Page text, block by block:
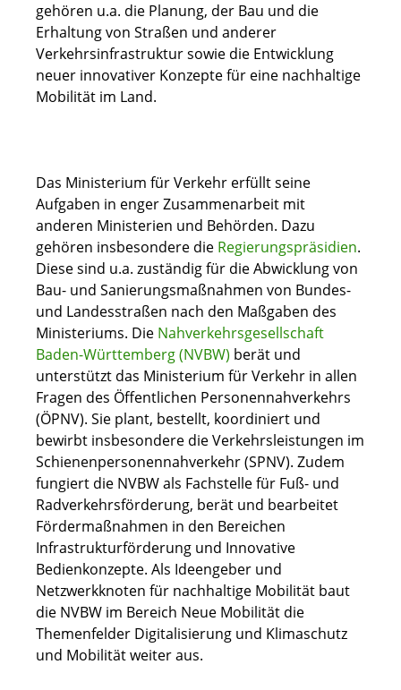
gehören u.a. die Planung, der Bau und die
Erhaltung von Straßen und anderer
Verkehrsinfrastruktur sowie die Entwicklung
neuer innovativer Konzepte für eine nachhaltige
Mobilität im Land.
Das Ministerium für Verkehr erfüllt seine
Aufgaben in enger Zusammenarbeit mit
anderen Ministerien und Behörden. Dazu
gehören insbesondere die Regierungspräsidien.
Diese sind u.a. zuständig für die Abwicklung von
Bau- und Sanierungsmaßnahmen von Bundes-
und Landesstraßen nach den Maßgaben des
Ministeriums. Die Nahverkehrsgesellschaft
Baden-Württemberg (NVBW) berät und
unterstützt das Ministerium für Verkehr in allen
Fragen des Öffentlichen Personennahverkehrs
(ÖPNV). Sie plant, bestellt, koordiniert und
bewirbt insbesondere die Verkehrsleistungen im
Schienenpersonennahverkehr (SPNV). Zudem
fungiert die NVBW als Fachstelle für Fuß- und
Radverkehrsförderung, berät und bearbeitet
Fördermaßnahmen in den Bereichen
Infrastrukturförderung und Innovative
Bedienkonzepte. Als Ideengeber und
Netzwerkknoten für nachhaltige Mobilität baut
die NVBW im Bereich Neue Mobilität die
Themenfelder Digitalisierung und Klimaschutz
und Mobilität weiter aus.